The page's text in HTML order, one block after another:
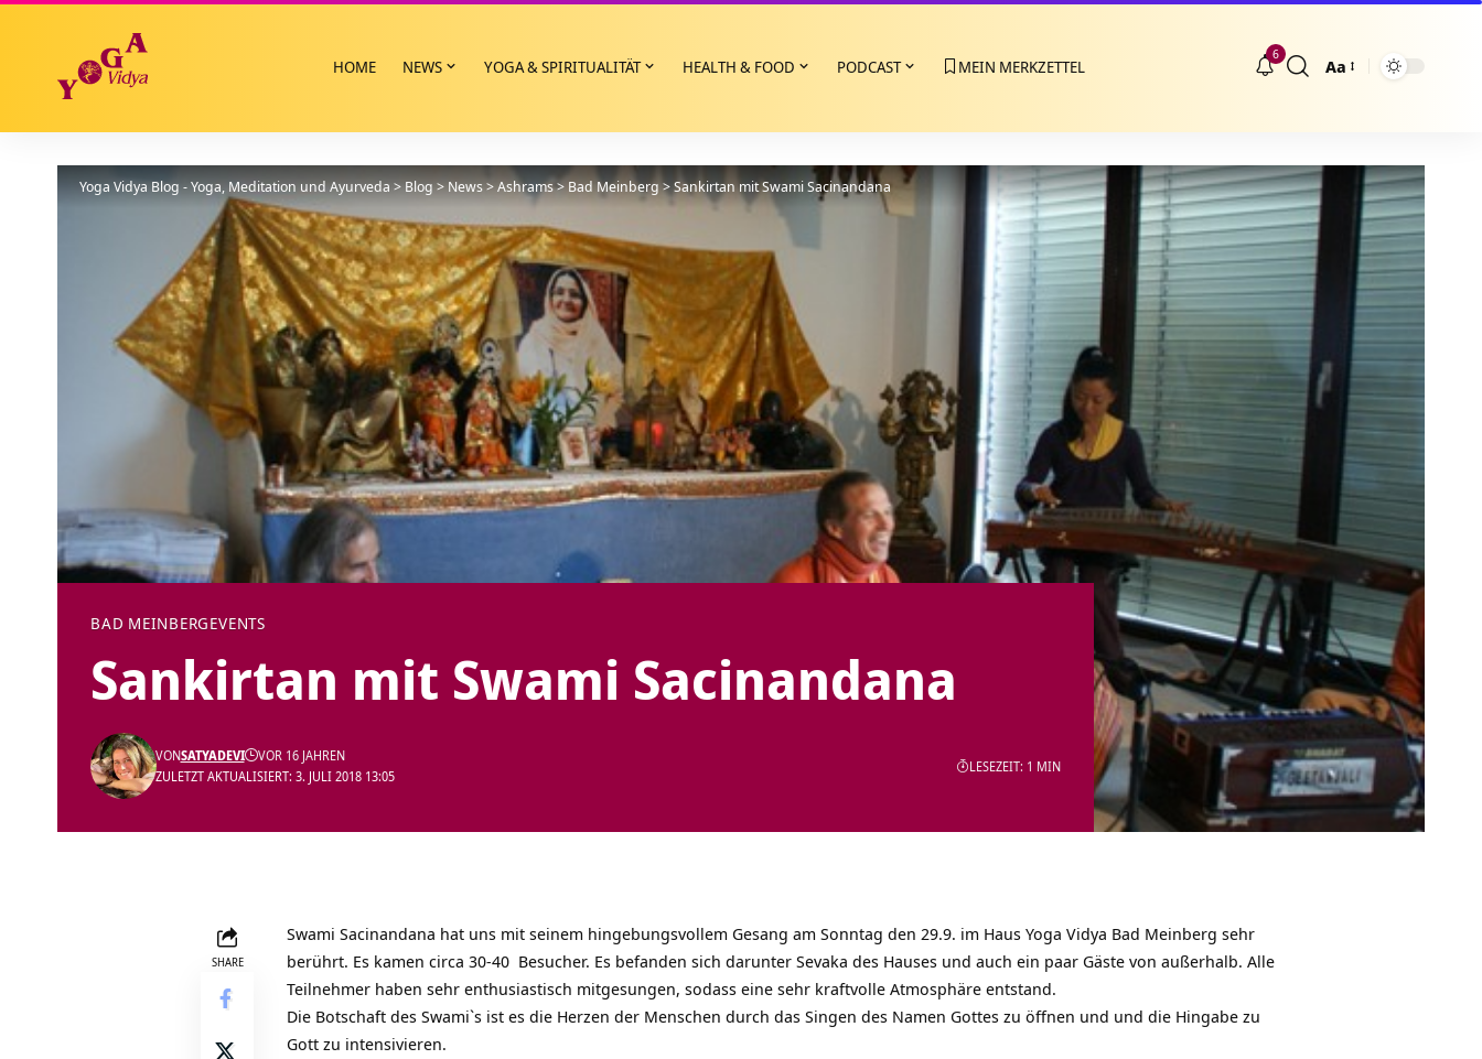
HOME NEWS YOGA & SPIRITUALITÄT HEALTH & FOOD PODCAST MEIN MERKZETTEL
6
Größenänderung
Aa
Yoga Vidya Blog - Yoga, Meditation und Ayurveda>Blog>News>Ashrams>Bad Meinberg>Sankirtan mit Swami Sacinandana
BAD MEINBERGEVENTS
Sankirtan mit Swami Sacinandana
ZULETZT AKTUALISIERT: 3. JULI 2018 13:05
VONSATYADEVI VOR 16 JAHREN
LESEZEIT: 1 MIN
SHARE
Swami Sacinandana hat uns mit seinem hingebungsvollem Gesang am Sonntag den 29.9. im Haus Yoga Vidya Bad Meinberg sehr
berührt. Es kamen circa 30-40 Besucher. Es befanden sich darunter Sevaka des Hauses und auch ein paar Gäste von außerhalb. Alle
Teilnehmer haben sehr enthusiastisch mitgesungen, sodass eine sehr kraftvolle Atmosphäre entstand.
Die Botschaft des Swami`s ist es die Herzen der Menschen durch das Singen des Namen Gottes zu öffnen und und die Hingabe zu
Gott zu intensivieren.